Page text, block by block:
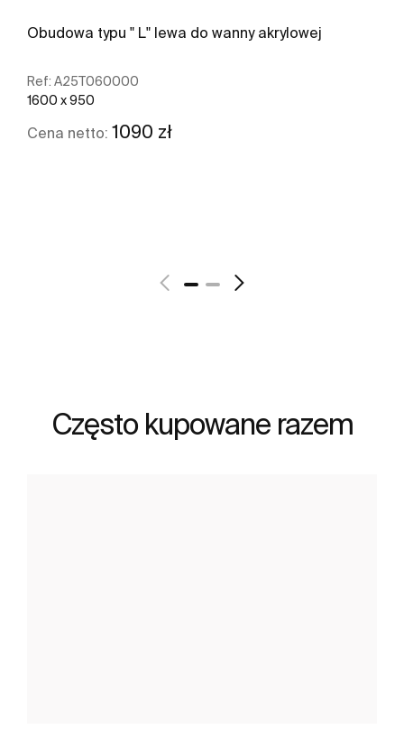
Obudowa typu " L" lewa do wanny akrylowej
Ref: A25T060000
1600 x 950
Cena netto: 1090 zł
Często kupowane razem